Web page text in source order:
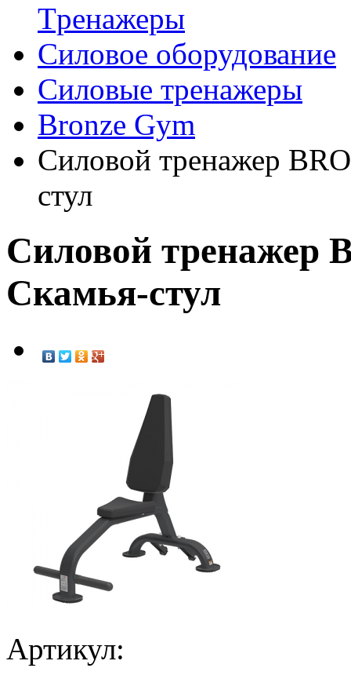
Tренажеры
Силовое оборудование
Силовые тренажеры
Bronze Gym
Силовой тренажер
стул
Силовой тренажер
Скамья-стул
Артикул: